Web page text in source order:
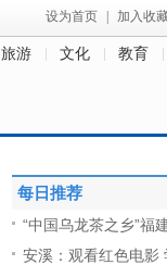
设为首页 加入收
旅游 文化 教育
每日推荐
“中国乌龙茶之乡”福
安溪：观看红色电影